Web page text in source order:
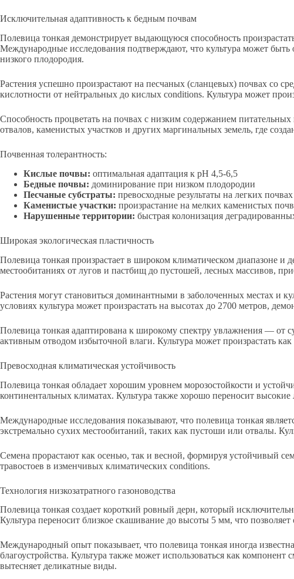
Исключительная адаптивность к бедным почвам
Полевица тонкая демонстрирует выдающуюся способность
Международные исследования подтверждают, что культура может
низкого плодородия.
Растения успешно произрастают на песчаных (сланцевых) почвах со
кислотности от нейтральных до кислых conditions. Культура может
Способность процветать на почвах с низким содержанием
отвалов, каменистых участков и других маргинальных земель, где
Почвенная толерантность:
Кислые почвы: оптимальная адаптация к pH 4,5-6,5
Бедные почвы: доминирование при низком плодородии
Песчаные субстраты: превосходные результаты на легких почвах
Каменистые участки: произрастание на мелких каменистых
Нарушенные территории: быстрая колонизация
Широкая экологическая пластичность
Полевица тонкая произрастает в широком климатическом диапазоне и
местообитаниях от лугов и пастбищ до пустошей, лесных массивов,
Растения могут становиться доминантными в заболоченных местах и
условиях культура может произрастать на высотах до 2700 метров,
Полевица тонкая адаптирована к широкому спектру увлажнения — от
активным отводом избыточной влаги. Культура может произрастать
Превосходная климатическая устойчивость
Полевица тонкая обладает хорошим уровнем морозостойкости и
континентальных климатах. Культура также хорошо переносит
Международные исследования показывают, что полевица тонкая
экстремально сухих местообитаний, таких как пустоши или отвалы.
Семена прорастают как осенью, так и весной, формируя устойчивый
травостоев в изменчивых климатических conditions.
Технология низкозатратного газоноводства
Полевица тонкая создает короткий ровный дерн, который
Культура переносит близкое скашивание до высоты 5 мм, что
Международный опыт показывает, что полевица тонкая иногда
благоустройства. Культура также может использоваться как
вытесняет деликатные виды.